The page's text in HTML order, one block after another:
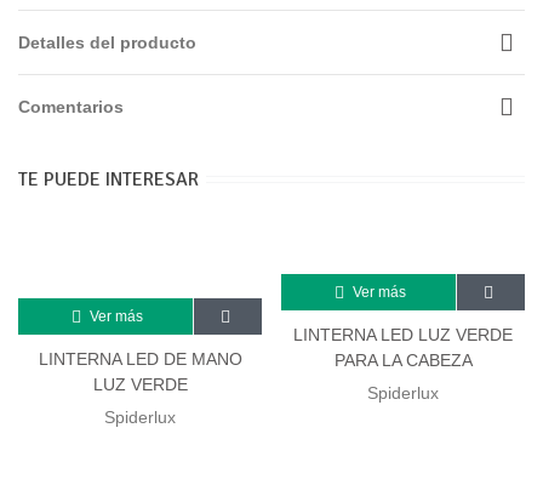
Detalles del producto
Comentarios
TE PUEDE INTERESAR
Ver más
LINTERNA LED DE MANO
LUZ VERDE
Spiderlux
Ver más
LINTERNA LED LUZ VERDE
PARA LA CABEZA
Spiderlux